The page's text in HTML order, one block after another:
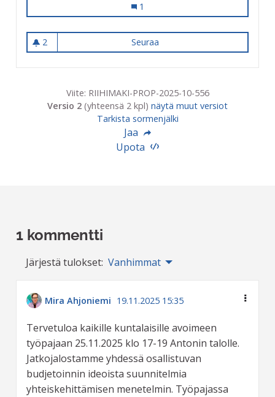
Lapsille ajanviettoon
1
2
2 seuraajaa
Seuraa
Viite: RIIHIMAKI-PROP-2025-10-556
Versio 2 (yhteensä 2 kpl) näytä muut versiot
Tarkista sormenjälki
Jaa
Upota
1 kommentti
Järjestä tulokset: Vanhimmat
Mira Ahjoniemi 19.11.2025 15:35
Tervetuloa kaikille kuntalaisille avoimeen
työpajaan 25.11.2025 klo 17-19 Antonin talolle.
Jatkojalostamme yhdessä osallistuvan
budjetoinnin ideoista suunnitelmia
yhteiskehittämisen menetelmin. Työpajassa